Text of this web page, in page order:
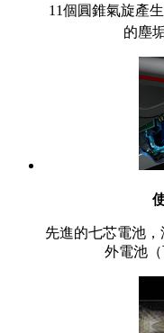
11個圓錐氣旋產
的塵
先進的七芯電池
外電池（